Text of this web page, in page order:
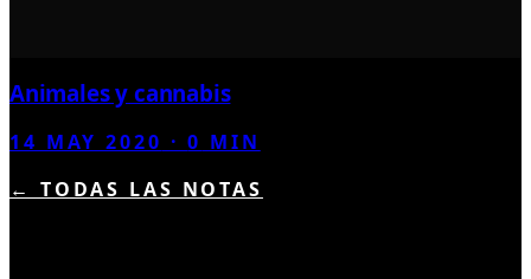
Animales y cannabis
14 MAY 2020 ·0 MIN
← TODAS LAS NOTAS